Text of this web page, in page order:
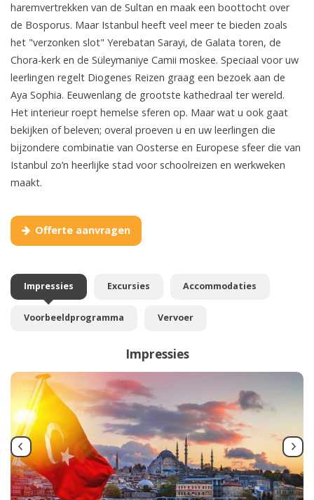
haremvertrekken van de Sultan en maak een boottocht over
de Bosporus. Maar Istanbul heeft veel meer te bieden zoals
het "verzonken slot" Yerebatan Sarayi, de Galata toren, de
Chora-kerk en de Süleymaniye Camii moskee. Speciaal voor uw
leerlingen regelt Diogenes Reizen graag een bezoek aan de
Aya Sophia. Eeuwenlang de grootste kathedraal ter wereld.
Het interieur roept hemelse sferen op. Maar wat u ook gaat
bekijken of beleven; overal proeven u en uw leerlingen die
bijzondere combinatie van Oosterse en Europese sfeer die van
Istanbul zo’n heerlijke stad voor schoolreizen en werkweken
maakt.
Offerte aanvragen
Impressies Excursies Accommodaties
Voorbeeldprogramma Vervoer
Impressies